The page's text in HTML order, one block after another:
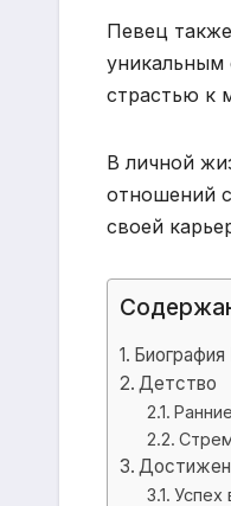
Певец
уникальным
страстью к
В личной
отношений
своей
Детство
Успех